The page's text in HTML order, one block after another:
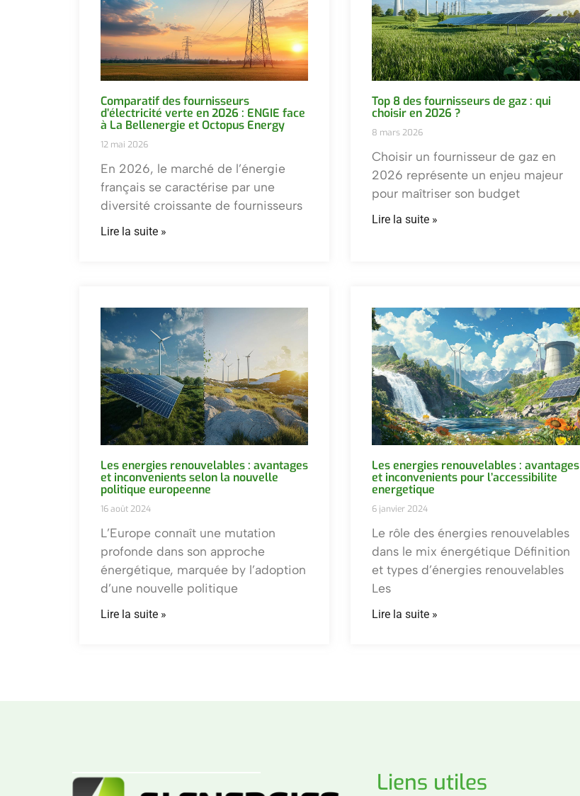
Comparatif des fournisseurs
d’électricité verte en 2026 : ENGIE face
à La Bellenergie et Octopus Energy
12 mai 2026
En 2026, le marché de l’énergie
français se caractérise par une
diversité croissante de fournisseurs
Lire la suite »
Top 8 des fournisseurs de gaz : qui
choisir en 2026 ?
8 mars 2026
Choisir un fournisseur de gaz en
2026 représente un enjeu majeur
pour maîtriser son budget
Lire la suite »
Les energies renouvelables : avantages
et inconvenients selon la nouvelle
politique europeenne
16 août 2024
L’Europe connaît une mutation
profonde dans son approche
énergétique, marquée by l’adoption
d’une nouvelle politique
Lire la suite »
Les energies renouvelables : avantages
et inconvenients pour l’accessibilite
energetique
6 janvier 2024
Le rôle des énergies renouvelables
dans le mix énergétique Définition
et types d’énergies renouvelables
Les
Lire la suite »
Liens utiles